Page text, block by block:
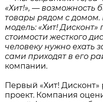
Такие цены встретить
специально их искать.
всегда буквально у